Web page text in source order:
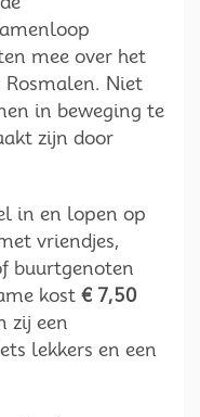
mee over het
Niet
in beweging te
zijn door
in en lopen op
vriendjes,
buurtgenoten
kost € 7,50
zij een
lekkers en een